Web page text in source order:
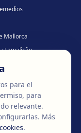
Mallorca
Famalicão
y reparadora .
para el
para
relevante.
Más
.